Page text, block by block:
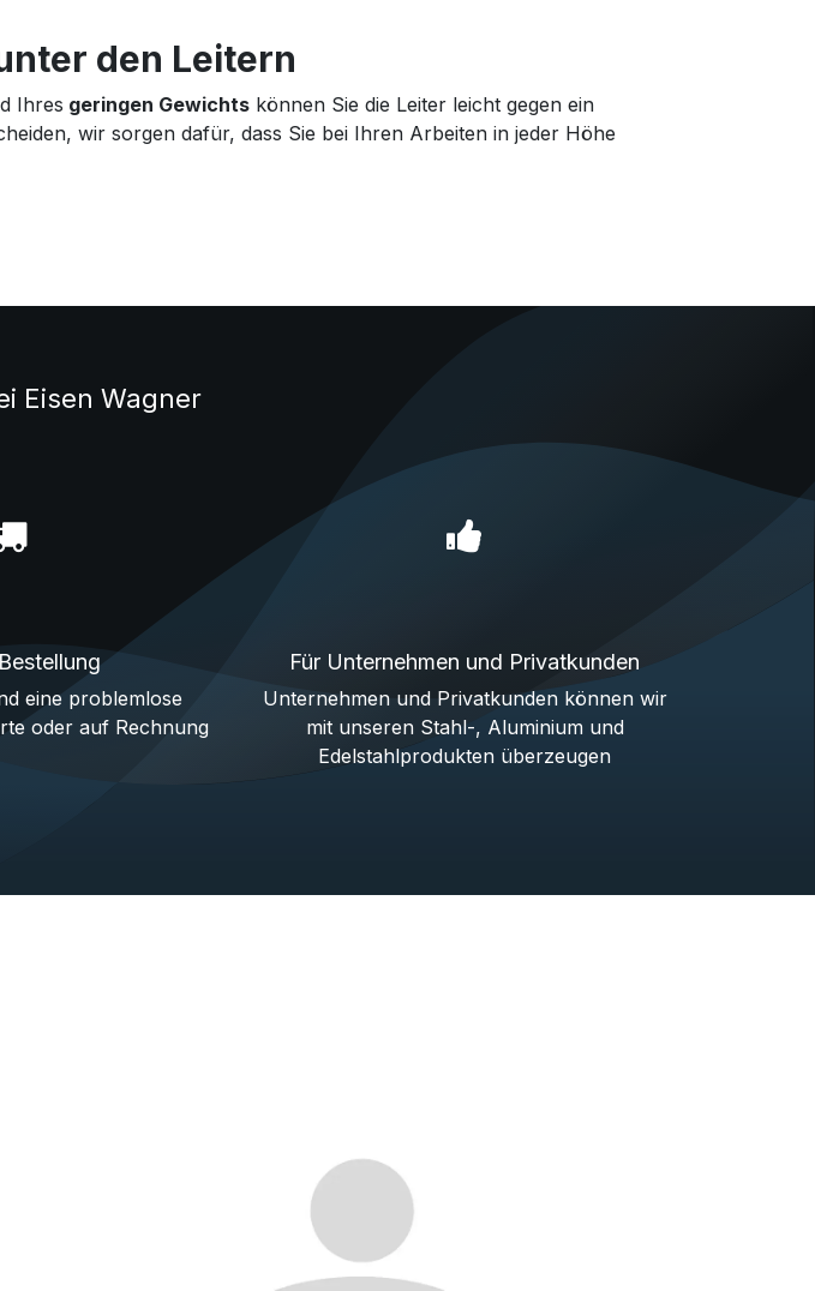
den Leitern
Ihres geringen Gewichts können Sie die Leiter leicht gegen ein
wir sorgen dafür, dass Sie bei Ihren Arbeiten in jeder Höhe
Eisen Wagner
eine problemlose
oder auf Rechnung
Für Unternehmen und Privatkunden
Unternehmen und Privatkunden können wir
mit unseren Stahl-, Aluminium und
Edelstahlprodukten überzeugen